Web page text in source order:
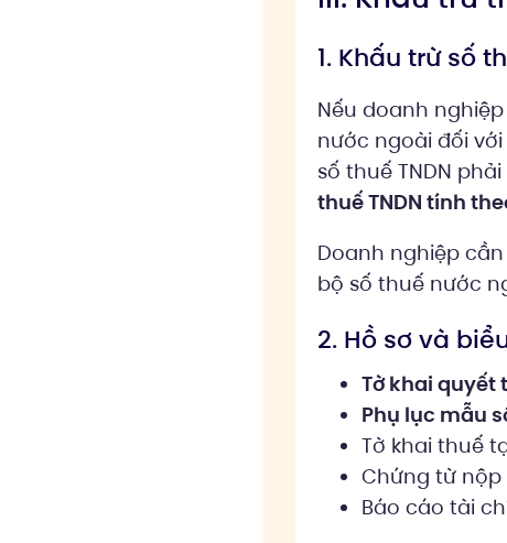
1. Khấu trừ số
Nếu doanh
nước ngoài đối
số thuế TNDN
thuế TNDN tính
Doanh nghiệp
bộ số thuế nước
2. Hồ sơ và
Tờ khai quyết
Phụ lục mẫu
Tờ khai thuế
Chứng từ
Báo cáo tài